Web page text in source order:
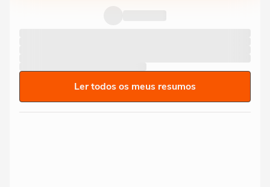
Ler todos os meus resumos